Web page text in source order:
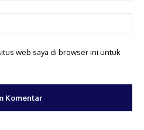
web saya di browser ini untuk